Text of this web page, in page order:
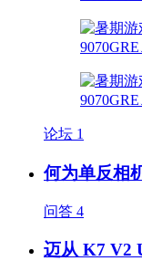
论坛 1
何为单反相
问答 4
迈从 K7 V2